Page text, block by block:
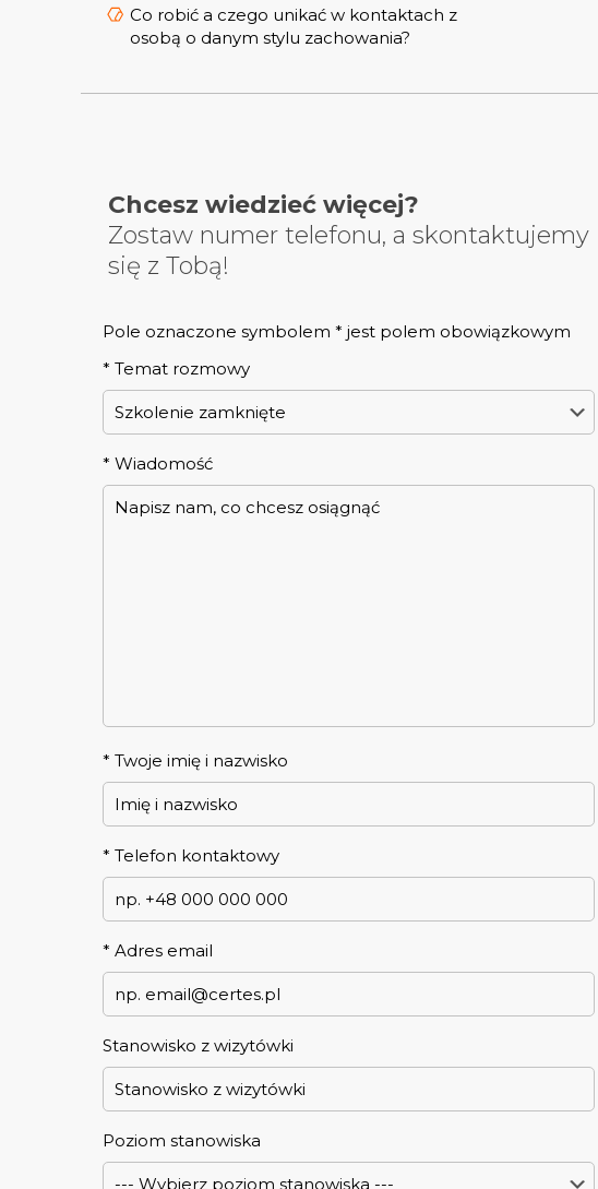
Co robić a czego unikać w kontaktach z
osobą o danym stylu zachowania?
Chcesz wiedzieć więcej?
Zostaw numer telefonu, a skontaktujemy
się z Tobą!
Pole oznaczone symbolem * jest polem obowiązkowym
* Temat rozmowy
* Wiadomość
* Twoje imię i nazwisko
* Telefon kontaktowy
* Adres email
Stanowisko z wizytówki
Poziom stanowiska